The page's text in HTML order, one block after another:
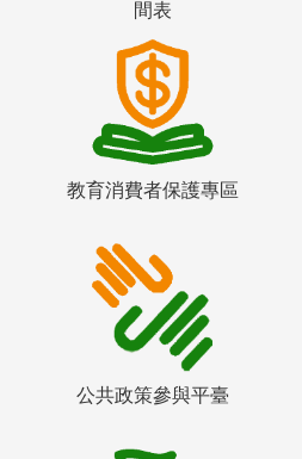
間表
教育消費者保護專區
公共政策參與平臺